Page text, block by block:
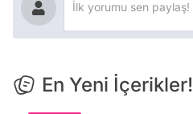
En Yeni İçerikler!